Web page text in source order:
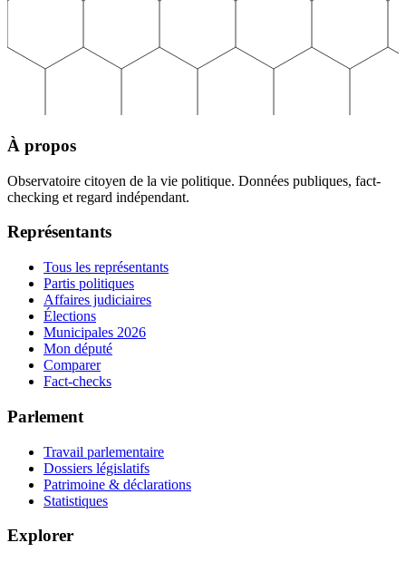
À propos
Observatoire citoyen de la vie politique. Données publiques, fact-
checking et regard indépendant.
Représentants
Tous les représentants
Partis politiques
Affaires judiciaires
Élections
Municipales 2026
Mon député
Comparer
Fact-checks
Parlement
Travail parlementaire
Dossiers législatifs
Patrimoine & déclarations
Statistiques
Explorer